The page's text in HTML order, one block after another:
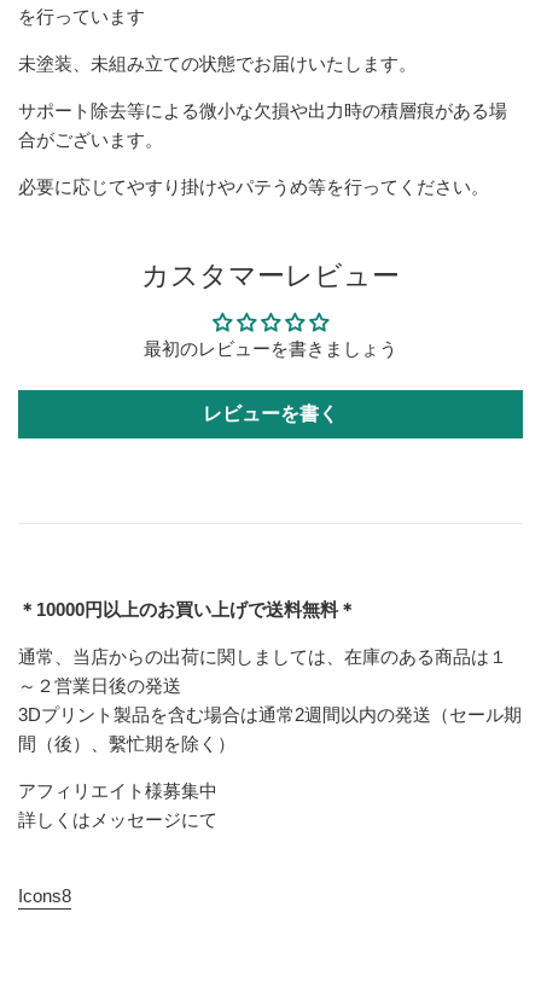
を行っています
未塗装、未組み立ての状態でお届けいたします。
サポート除去等による微小な欠損や出力時の積層痕がある場
合がございます。
必要に応じてやすり掛けやパテうめ等を行ってください。
カスタマーレビュー
最初のレビューを書きましょう
レビューを書く
＊10000円以上のお買い上げで送料無料＊
通常、当店からの出荷に関しましては、在庫のある商品は１
～２営業日後の発送
3Dプリント製品を含む場合は通常2週間以内の発送（セール期
間（後）、繫忙期を除く）
アフィリエイト様募集中
詳しくはメッセージにて
Icons8